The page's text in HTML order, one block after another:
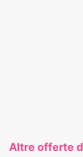
Altre offerte